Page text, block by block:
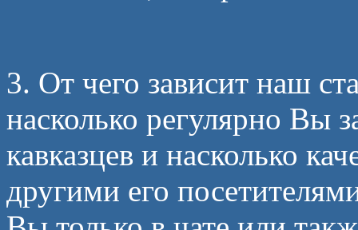
3. От чего зависит наш
насколько регулярно Вы
кавказцев и насколько
другими его